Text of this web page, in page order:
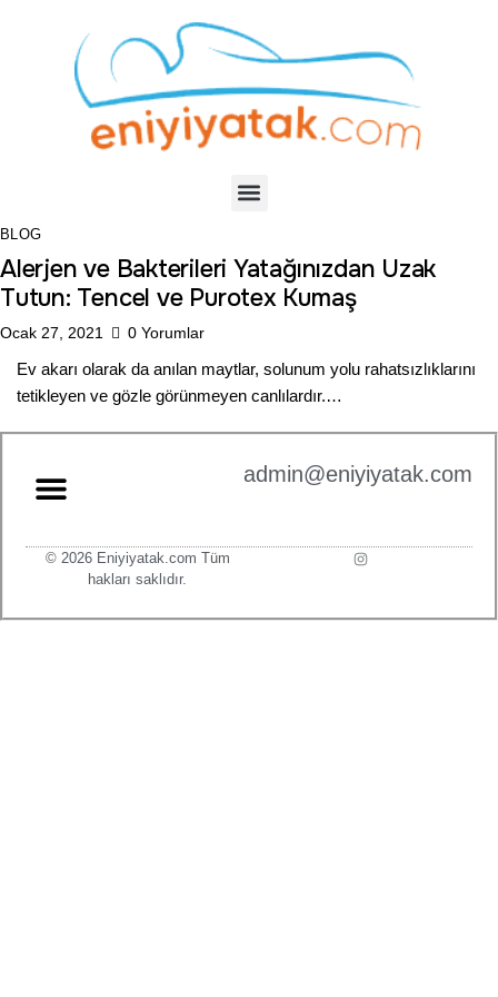
BLOG
Alerjen ve Bakterileri Yatağınızdan Uzak
Tutun: Tencel ve Purotex Kumaş
Ocak 27, 2021 0 Yorumlar
Ev akarı olarak da anılan maytlar, solunum yolu rahatsızlıklarını
tetikleyen ve gözle görünmeyen canlılardır.…
admin@eniyiyatak.com
© 2026 Eniyiyatak.com Tüm
hakları saklıdır.